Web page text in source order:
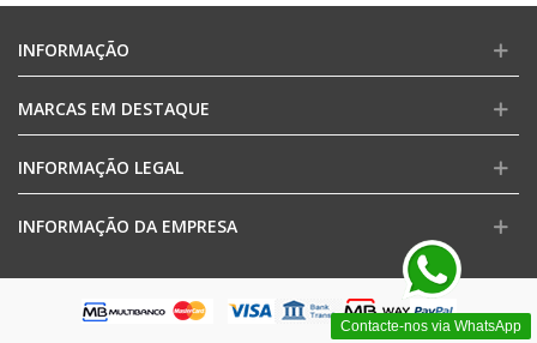
Contacte-nos via WhatsApp
INFORMAÇÃO
MARCAS EM DESTAQUE
INFORMAÇÃO LEGAL
INFORMAÇÃO DA EMPRESA